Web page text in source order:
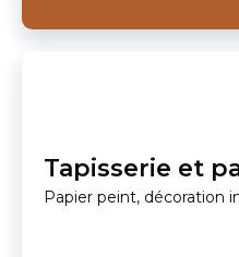
Tapisserie et
Papier peint, décoration